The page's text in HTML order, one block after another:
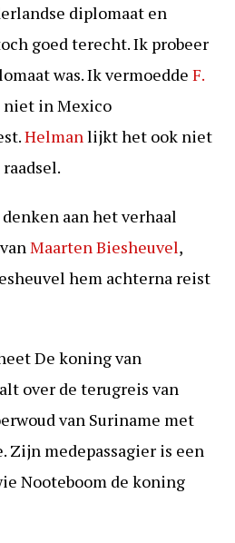
diplomaat en
goed terecht. Ik probeer
was. Ik vermoeddeF.
niet in Mexico
Helmanlijkt het ook niet
aan het verhaal
Maarten Biesheuvel,
hem achterna reist
De koning van
over de terugreis van
van Suriname met
medepassagier is een
Nooteboom de koning